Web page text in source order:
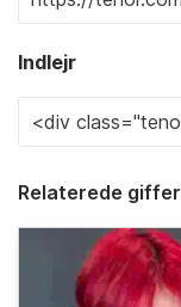
Indlejr
Relaterede giffer